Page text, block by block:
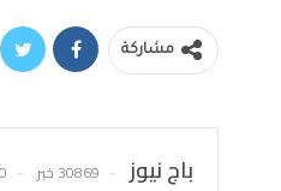
مشاركة
باج نيوز 30869 خبر 0 تعليق